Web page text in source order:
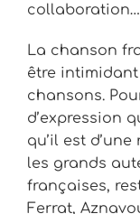
collaboration…
La chanson
être
chansons.
d’expression
qu’il est
les grands
françaises,
Ferrat,